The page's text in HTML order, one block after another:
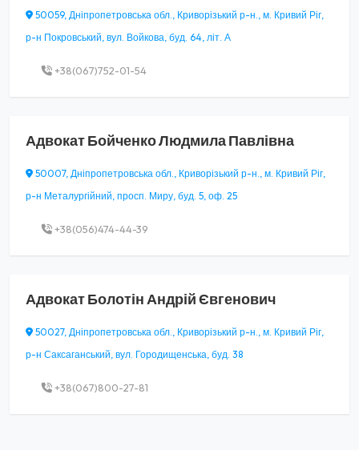
50059, Дніпропетровська обл., Криворізький р-н., м. Кривий Ріг,
р-н Покровський, вул. Войкова, буд. 64, літ. А
+38(067)752-01-54
АдвокатБойченко Людмила Павлівна
50007, Дніпропетровська обл., Криворізький р-н., м. Кривий Ріг,
р-н Металургійний, просп. Миру, буд. 5, оф. 25
+38(056)474-44-39
АдвокатБолотін Андрій Євгенович
50027, Дніпропетровська обл., Криворізький р-н., м. Кривий Ріг,
р-н Саксаганський, вул. Городищенська, буд. 38
+38(067)800-27-81